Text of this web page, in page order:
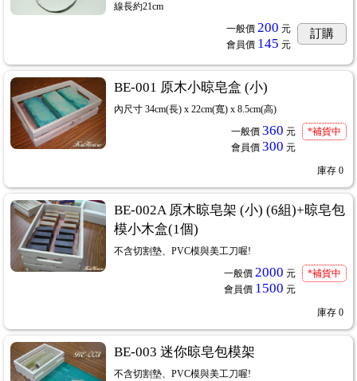
線長約21cm
一般價 200 元
會員價 145 元
訂購
BE-001 原木小晾皂盒 (小)
內尺寸 34cm(長) x 22cm(寬) x 8.5cm(高)
一般價 360 元
會員價 300 元
*補貨中
庫存 0
BE-002A 原木晾皂架 (小) (6組)+晾皂包
模小木盒(1個)
不含切割墊、PVC模與美工刀喔!
一般價 2000 元
會員價 1500 元
*補貨中
庫存 0
BE-003 迷你晾皂包模架
不含切割墊、PVC模與美工刀喔!